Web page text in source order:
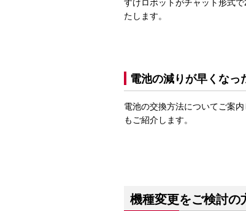
すけロボットがチャット形式
たします。
電池の減りが早くなっ
電池の交換方法についてご案
もご紹介します。
機種変更をご検討の